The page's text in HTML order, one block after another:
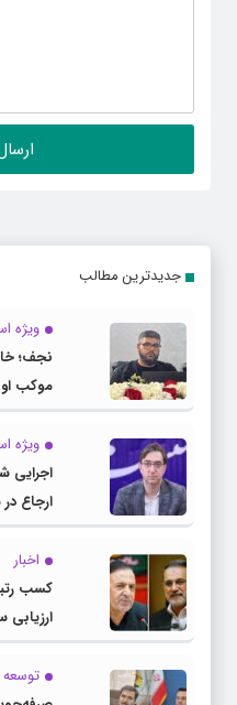
جدیدترین مطالب
ویژه
نجف؛
موکب
ویژه
اجرایی
ارجاع
اخبار
کسب
ارزیابی
توسعه